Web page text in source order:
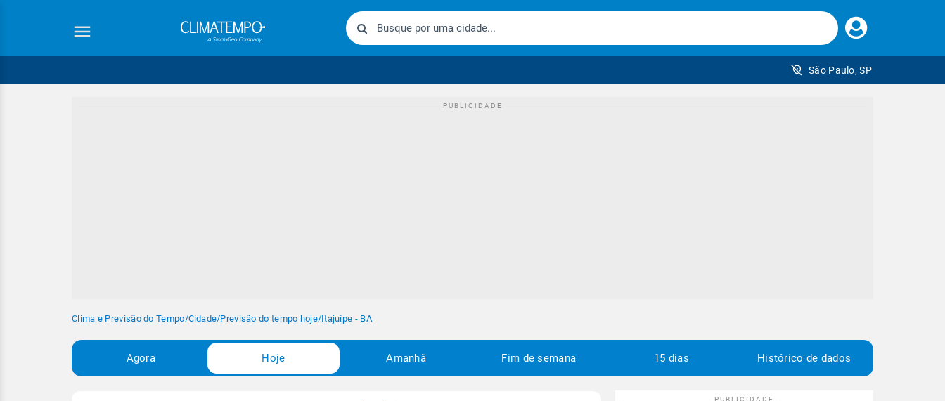
Faça
seu
São Paulo, SP
Clima e Previsão do Tempo/Cidade/Previsão do tempo hoje/Itajuípe - BA
Agora Hoje Amanhã Fim de semana 15 dias Histórico de dados